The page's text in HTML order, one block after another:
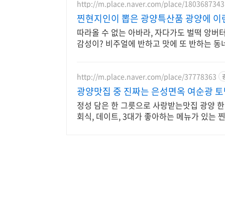
http://m.place.naver.com/place/1803687343
찐현지인이 뽑은 광양특산품 광양에
따라올 수 없는 아바라, 자다가도 벌떡 앙버
감성이? 비주얼에 반하고 맛에 또 반하는 동
http://m.place.naver.com/place/37778363
광양맛집 중 진짜는 은성면옥 여순광
정성 담은 한 그릇으로 사랑받는맛집 광양 한식대가가 운영하는 찐 로컬 맛집 가족모임,
회식, 데이트, 3대가 좋아하는 메뉴가 있는